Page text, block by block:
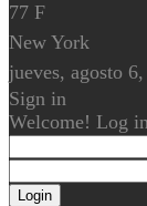
77 F
New York
jueves, agosto
Sign in
Welcome! Log